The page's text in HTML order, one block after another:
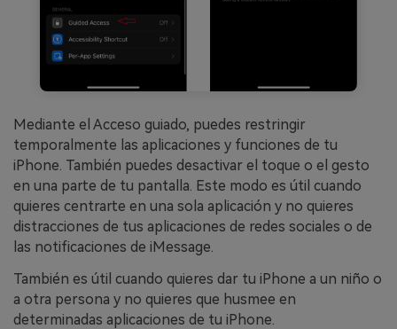
Mediante el Acceso guiado, puedes restringir
temporalmente las aplicaciones y funciones de tu
iPhone. También puedes desactivar el toque o el gesto
en una parte de tu pantalla. Este modo es útil cuando
quieres centrarte en una sola aplicación y no quieres
distracciones de tus aplicaciones de redes sociales o de
las notificaciones de iMessage.
También es útil cuando quieres dar tu iPhone a un niño o
a otra persona y no quieres que husmee en
determinadas aplicaciones de tu iPhone.